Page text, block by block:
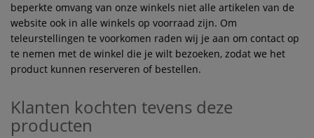
beperkte omvang van onze winkels niet alle artikelen van de
website ook in alle winkels op voorraad zijn. Om
teleurstellingen te voorkomen raden wij je aan om contact op
te nemen met de winkel die je wilt bezoeken, zodat we het
product kunnen reserveren of bestellen.
Klanten kochten tevens deze
producten